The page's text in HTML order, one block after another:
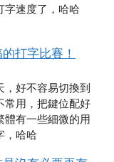
字速度了，哈哈
打字比賽！
好不容易切換到
常用，把鍵位配好
體有一些細微的用
，哈哈